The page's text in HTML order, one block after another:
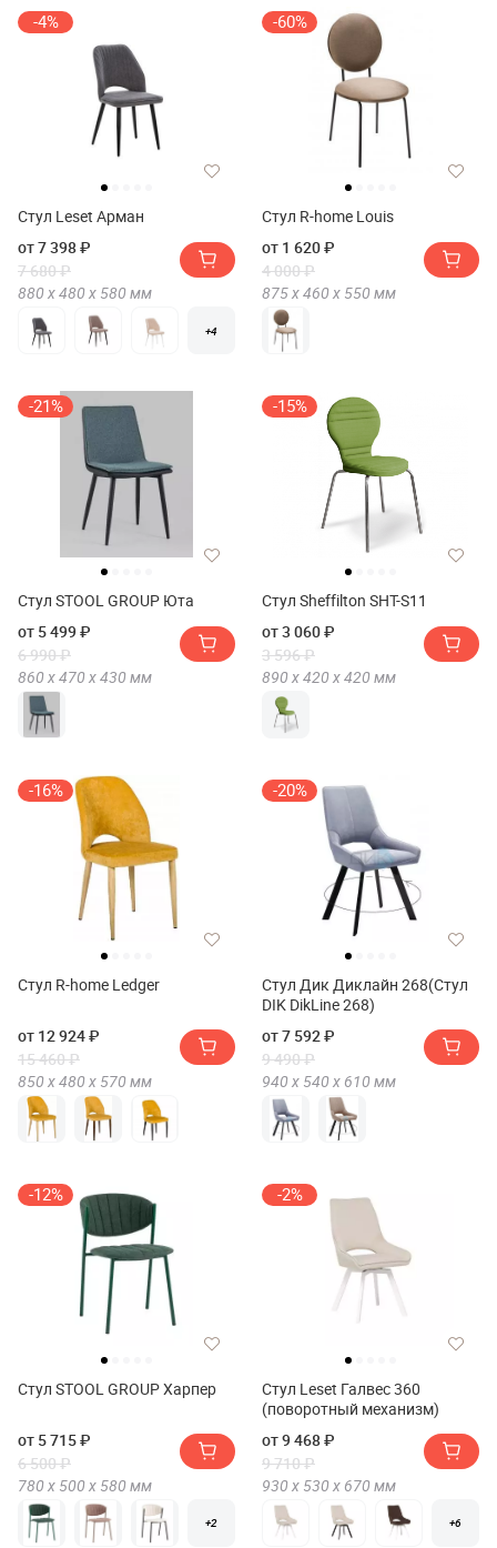
-4%
Стул Leset Арман
от 7 398 ₽
7 680 ₽
880 х480 х 580 мм
+4
-60%
Стул R-home Louis
от 1 620 ₽
4 000 ₽
875 х460 х 550 мм
-21%
Стул STOOL GROUP Юта
от 5 499 ₽
6 990 ₽
860 х470 х430 мм
-15%
Стул Sheffilton SHT-S11
от 3 060 ₽
3 596 ₽
890 х420 х420 мм
-16%
Стул R-home Ledger
от 12 924 ₽
15 460 ₽
850 х480 х 570 мм
-20%
Стул Дик Диклайн 268(Стул
DIK DikLine 268)
от 7 592 ₽
9 490 ₽
940 х 540 х 610 мм
-12%
Стул STOOL GROUP Харпер
от 5 715 ₽
6 500 ₽
780 х 500 х 580 мм
+2
-2%
Стул Leset Галвес 360
(поворотный механизм)
от 9 468 ₽
9 710 ₽
930 х 530 х 670 мм
+6